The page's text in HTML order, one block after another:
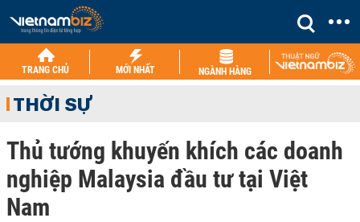
TRANG CHỦ MỚI NHẤT NGÀNH HÀNG
THỜI SỰ
Thủ tướng khuyến khích các doanh
nghiệp Malaysia đầu tư tại Việt
Nam